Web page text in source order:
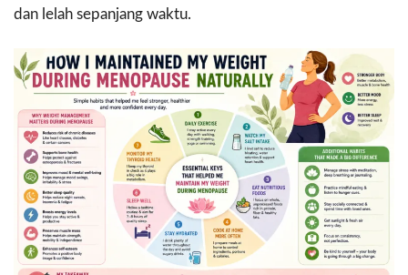
dan lelah sepanjang waktu.